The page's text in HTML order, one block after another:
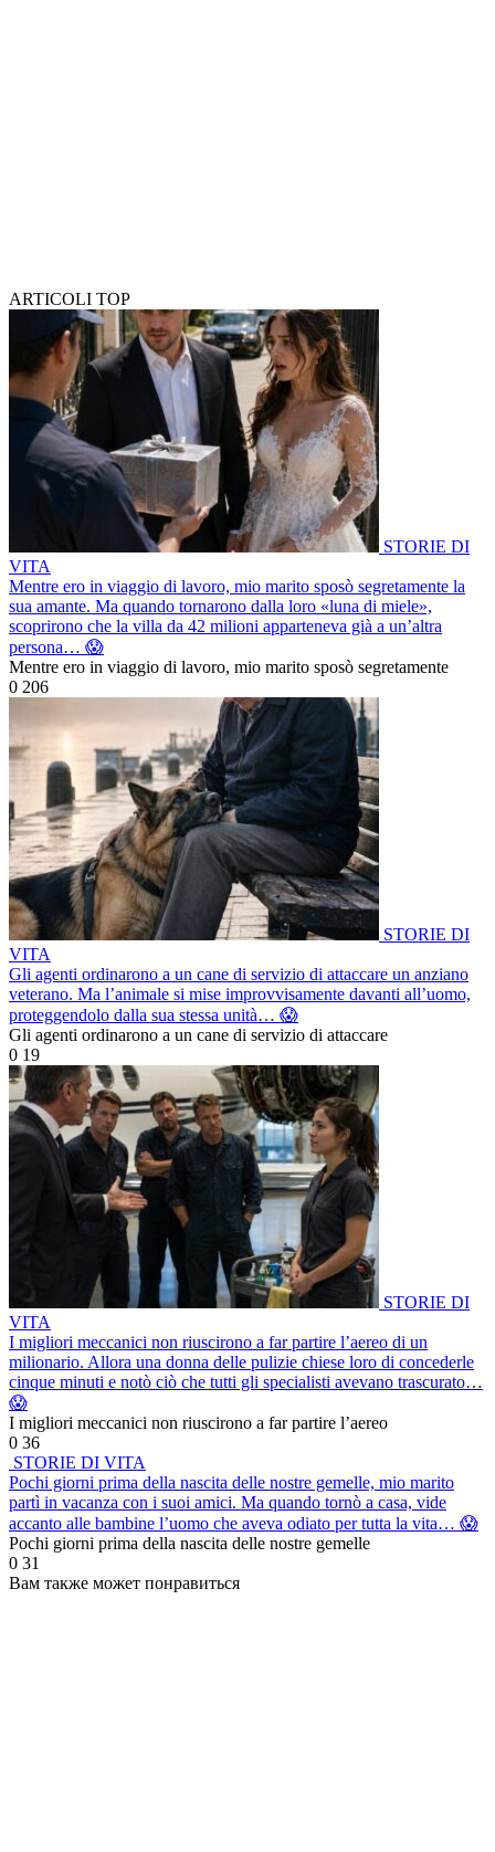
ARTICOLI TOP
STORIE DI
VITA
Mentre ero in viaggio di lavoro, mio marito sposò segretamente la
sua amante. Ma quando tornarono dalla loro «luna di miele»,
scoprirono che la villa da 42 milioni apparteneva già a un’altra
persona… 😱
Mentre ero in viaggio di lavoro, mio marito sposò segretamente
0 206
STORIE DI
VITA
Gli agenti ordinarono a un cane di servizio di attaccare un anziano
veterano. Ma l’animale si mise improvvisamente davanti all’uomo,
proteggendolo dalla sua stessa unità… 😱
Gli agenti ordinarono a un cane di servizio di attaccare
0 19
STORIE DI
VITA
I migliori meccanici non riuscirono a far partire l’aereo di un
milionario. Allora una donna delle pulizie chiese loro di concederle
cinque minuti e notò ciò che tutti gli specialisti avevano trascurato…
😱
I migliori meccanici non riuscirono a far partire l’aereo
0 36
STORIE DI VITA
Pochi giorni prima della nascita delle nostre gemelle, mio marito
partì in vacanza con i suoi amici. Ma quando tornò a casa, vide
accanto alle bambine l’uomo che aveva odiato per tutta la vita… 😱
Pochi giorni prima della nascita delle nostre gemelle
0 31
Вам также может понравиться